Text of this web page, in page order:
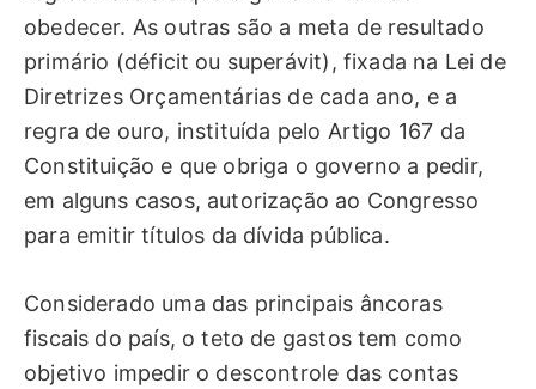
obedecer. As outras são a meta de resultado
primário (déficit ou superávit), fixada na Lei de
Diretrizes Orçamentárias de cada ano, e a
regra de ouro, instituída pelo Artigo 167 da
Constituição e que obriga o governo a pedir,
em alguns casos, autorização ao Congresso
para emitir títulos da dívida pública.
Considerado uma das principais âncoras
fiscais do país, o teto de gastos tem como
objetivo impedir o descontrole das contas